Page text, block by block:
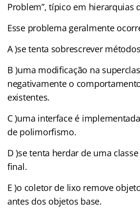
Problem”, típico em hierarquias
Esse problema geralmente
A )se tenta sobrescrever
B )uma modificação na
negativamente o
existentes.
C )uma interface é
de polimorfismo.
D )se tenta herdar de uma
final.
E )o coletor de lixo remove
antes dos objetos base.